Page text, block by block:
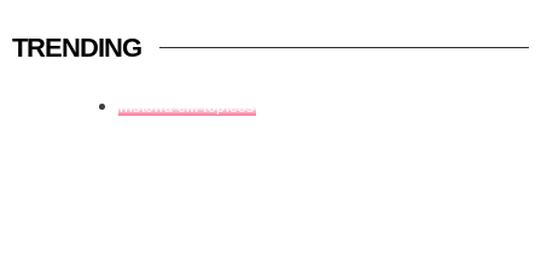
TRENDING
história em tópicos